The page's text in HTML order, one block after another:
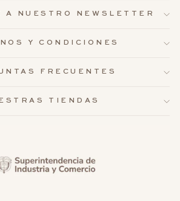
A NUESTRO NEWSLETTER
Y CONDICIONES
FRECUENTES
TIENDAS